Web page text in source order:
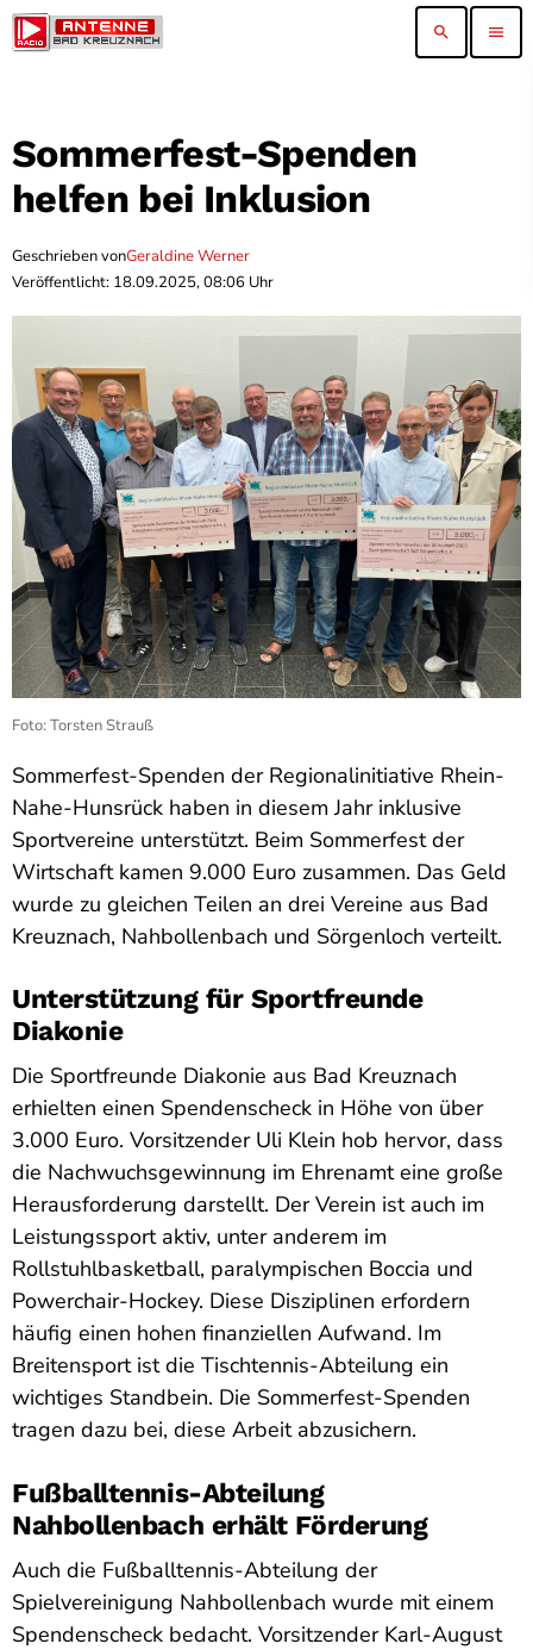
search menu
Sommerfest-Spenden
helfen bei Inklusion
Geschrieben vonGeraldine Werner
Veröffentlicht: 18.09.2025, 08:06 Uhr
Foto: Torsten Strauß
Sommerfest-Spenden der Regionalinitiative Rhein-
Nahe-Hunsrück haben in diesem Jahr inklusive
Sportvereine unterstützt. Beim Sommerfest der
Wirtschaft kamen 9.000 Euro zusammen. Das Geld
wurde zu gleichen Teilen an drei Vereine aus Bad
Kreuznach, Nahbollenbach und Sörgenloch verteilt.
Unterstützung für Sportfreunde
Diakonie
Die Sportfreunde Diakonie aus Bad Kreuznach
erhielten einen Spendenscheck in Höhe von über
3.000 Euro. Vorsitzender Uli Klein hob hervor, dass
die Nachwuchsgewinnung im Ehrenamt eine große
Herausforderung darstellt. Der Verein ist auch im
Leistungssport aktiv, unter anderem im
Rollstuhlbasketball, paralympischen Boccia und
Powerchair-Hockey. Diese Disziplinen erfordern
häufig einen hohen finanziellen Aufwand. Im
Breitensport ist die Tischtennis-Abteilung ein
wichtiges Standbein. Die Sommerfest-Spenden
tragen dazu bei, diese Arbeit abzusichern.
Fußballtennis-Abteilung
Nahbollenbach erhält Förderung
Auch die Fußballtennis-Abteilung der
Spielvereinigung Nahbollenbach wurde mit einem
Spendenscheck bedacht. Vorsitzender Karl-August